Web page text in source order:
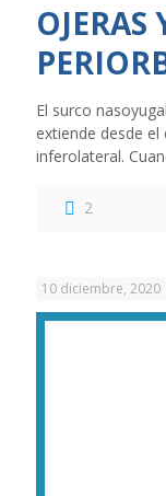
OJERAS
El surco
extiende desde
inferolateral.
2
10 diciembre, 2020